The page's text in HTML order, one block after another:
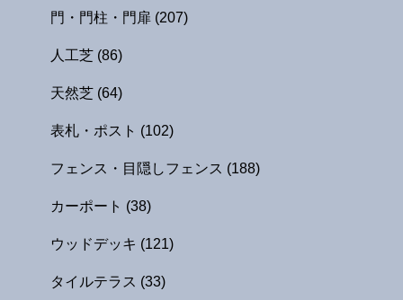
門・門柱・門扉 (207)
人工芝 (86)
天然芝 (64)
表札・ポスト (102)
フェンス・目隠しフェンス (188)
カーポート (38)
ウッドデッキ (121)
タイルテラス (33)